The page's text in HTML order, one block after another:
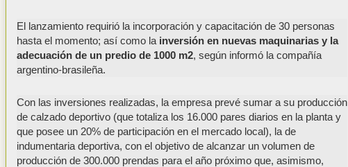
El lanzamiento requirió la incorporación y capacitación de 30 personas
hasta el momento; así como la inversión en nuevas maquinarias y la
adecuación de un predio de 1000 m2, según informó la compañía
argentino-brasileña.
Con las inversiones realizadas, la empresa prevé sumar a su producción
de calzado deportivo (que totaliza los 16.000 pares diarios en la planta y
que posee un 20% de participación en el mercado local), la de
indumentaria deportiva, con el objetivo de alcanzar un volumen de
producción de 300.000 prendas para el año próximo que, asimismo,